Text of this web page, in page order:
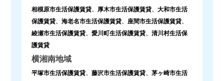
相模原市生活保護賃貸、 厚木市生活保護賃貸、 大和市生活
保護賃貸、 海老名市生活保護賃貸、 座間市生活保護賃貸、
綾瀬市生活保護賃貸、 愛川町生活保護賃貸、 清川村生活保
護賃貸
横湘南地域
平塚市生活保護賃貸、 藤沢市生活保護賃貸、 茅ヶ崎市生活